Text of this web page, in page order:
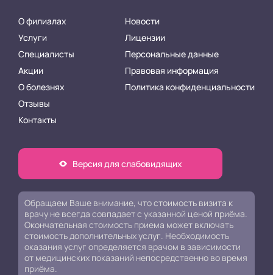
О филиалах
Услуги
Специалисты
Акции
О болезнях
Отзывы
Контакты
Новости
Лицензии
Персональные данные
Правовая информация
Политика конфиденциальности
Версия для слабовидящих
Обращаем Ваше внимание, что стоимость визита к
врачу не всегда совпадает с указанной ценой приёма.
Окончательная стоимость приема может включать
стоимость дополнительных услуг. Необходимость
оказания услуг определяется врачом в зависимости
от медицинских показаний непосредственно во время
приёма.